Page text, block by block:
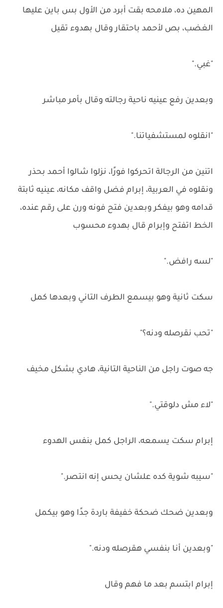
المهين ده، ملامحه بقت أبرد من الأول بس باين عليها
الغضب، بص لأحمد باحتقار وقال بهدوء تقيل
"غبي."
وبعدين رفع عينيه ناحية رجالته وقال بأمر مباشر
"انقلوه لمستشفياتنا."
اتنين من الرجالة اتحركوا فورًا، نزلوا شالوا أحمد بحذر
ونقلوه في العربية، إبرام فضل واقف مكانه، عينيه ثابتة
قدامه وهو بيفكر وبعدين فتح فونه ورن على رقم عنده،
الخط اتفتح وإبرام قال بهدوء محسوب
"لسه رافض."
سكت ثانية وهو بيسمع الطرف التاني وبعدها كمل
"تحب نقرصله ودنه؟"
جه صوت راجل من الناحية التانية، هادي بشكل مخيف
"لاء مش دلوقتي."
إبرام سكت يسمعه، الراجل كمل بنفس الهدوء
"سيبه شوية كده علشان يحس إنه انتصر."
وبعدين ضحك ضحكة خفيفة باردة جدًا وهو بيكمل
"وبعدين أنا بنفسي هقرصله ودنه."
إبرام ابتسم بعد ما فهم وقال